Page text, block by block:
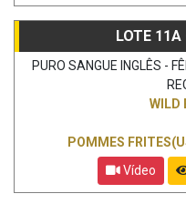
LOTE 11A
PURO SANGUE INGLÊS -
WILD
POMMES
Vídeo